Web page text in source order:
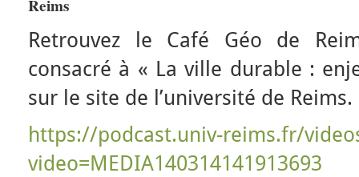
Reims
Retrouvez le Café Géo de
consacré à « La ville durable :
sur le site de l’université de Reims.
https://podcast.univ-reims.fr/
video=MEDIA140314141913693